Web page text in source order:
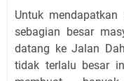
Untuk
sebagian besar
datang ke Jalan
tidak terlalu besar